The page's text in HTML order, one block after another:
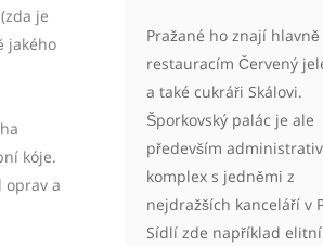
je
jakého
kóje.
oprav a
Pražané ho znají
restauracím Červený
a také cukráři Skálovi.
Šporkovský palác je ale
především
komplex s jedněmi z
nejdražších kanceláří v
Sídlí zde například elitní